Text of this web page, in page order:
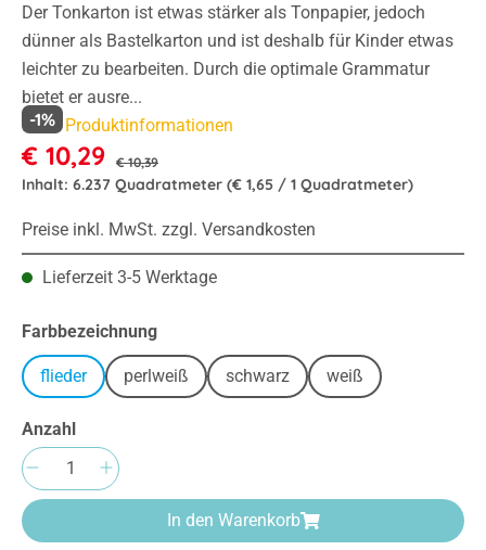
Der Tonkarton ist etwas stärker als Tonpapier, jedoch
dünner als Bastelkarton und ist deshalb für Kinder etwas
leichter zu bearbeiten. Durch die optimale Grammatur
bietet er ausre...
Mehr Produktinformationen
€ 10,29 € 10,39
-1%
Inhalt: 6.237 Quadratmeter (€ 1,65 / 1 Quadratmeter)
Preise inkl. MwSt. zzgl. Versandkosten
Lieferzeit 3-5 Werktage
Farbbezeichnungauswählen
flieder perlweiß schwarz weiß
Anzahl
Produkt Anzahl: Gib den gewünschten
In den Warenkorb